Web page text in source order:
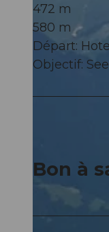
472 m
580 m
Départ:
Objectif:
Bon à